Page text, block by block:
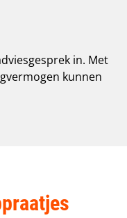
in. Met
kunnen